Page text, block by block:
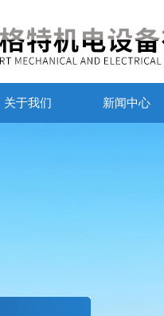
关于我们 新闻中心